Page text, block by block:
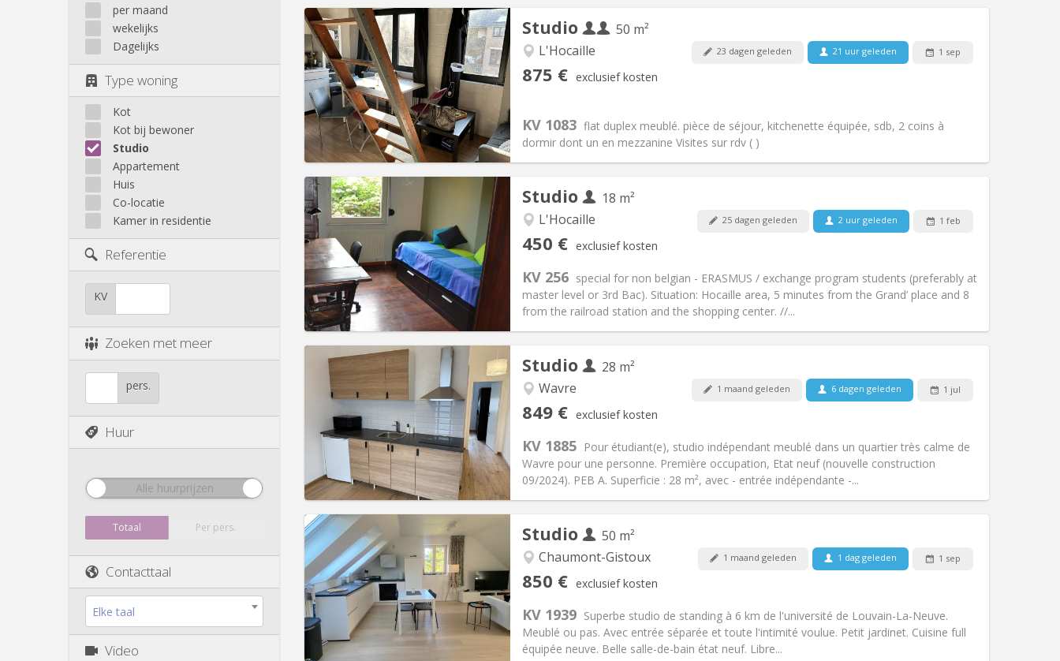
per maand
wekelijks
Dagelijks
Type woning
Kot
Kot bij bewoner
Studio
Appartement
Huis
Co-locatie
Kamer in residentie
Referentie
KV
Zoeken met meer
pers.
Huur
Alle huurprijzen
Totaal Per pers.
Contacttaal
Elke taal
Video
Studio
50 m²
L'Hocaille
875 € exclusief kosten
23 dagen geleden 21 uur geleden 1 sep
KV 1083 flat duplex meublé. pièce de séjour, kitchenette équipée, sdb, 2 coins à
dormir dont un en mezzanine Visites sur rdv ( )
Praktische Informatie
Huur:875 € (438 €/pers.)
Kosten:100 € (50 €/pers.)
Duur:12 maanden
Domiciliëring:Met voorwaarden
Inrichting
Oppervlakte:50 m2
Huisdieren:Nee
Studio
18 m²
L'Hocaille
450 € exclusief kosten
25 dagen geleden 2 uur geleden 1 feb
KV 256 special for non belgian - ERASMUS / exchange program students (preferably at
master level or 3rd Bac). Situation: Hocaille area, 5 minutes from the Grand’ place and 8
from the railroad station and the shopping center. //...
Praktische Informatie
Huur:450 €
Kosten:150 €
Duur:5-6 maanden, zomervakantie
Domiciliëring: Toegelaten
Inrichting
Badkamer:Privaat
Oppervlakte:18 m2
Andere
Sfeer:Ernstig, rustig, hartelijk
Huisdieren:Nee
Studio
28 m²
Wavre
849 € exclusief kosten
1 maand geleden 6 dagen geleden 1 jul
KV 1885 Pour étudiant(e), studio indépendant meublé dans un quartier très calme de
Wavre pour une personne. Première occupation, Etat neuf (nouvelle construction
09/2024). PEB A. Superficie : 28 m², avec - entrée indépendante -...
Praktische Informatie
Huur: 849 €
Kosten:1 €
Duur:12 maanden, 11 maanden, 10
maanden, 5-6 maanden, 3-4
maanden
Domiciliëring: Nee
Inrichting
Badkamer:Privaat
Oppervlakte:28 m2
Andere
Sfeer:Ernstig
Huisdieren:Nee
Studio
50 m²
Chaumont-Gistoux
850 € exclusief kosten
1 maand geleden 1 dag geleden 1 sep
KV 1939 Superbe studio de standing à 6 km de l'université de Louvain-La-Neuve.
Meublé ou pas. Avec entrée séparée et toute l'intimité voulue. Petit jardinet. Cuisine full
équipée neuve. Belle salle-de-bain état neuf. Libre...
Praktische Informatie
Huur: 850 €
Kosten: 50 €
Duur:12 maanden
Domiciliëring:Nee
Inrichting
Badkamer:Privaat
Oppervlakte:50 m2
Andere
Sfeer:Hartelijk, rustig
Huisdieren:Nee